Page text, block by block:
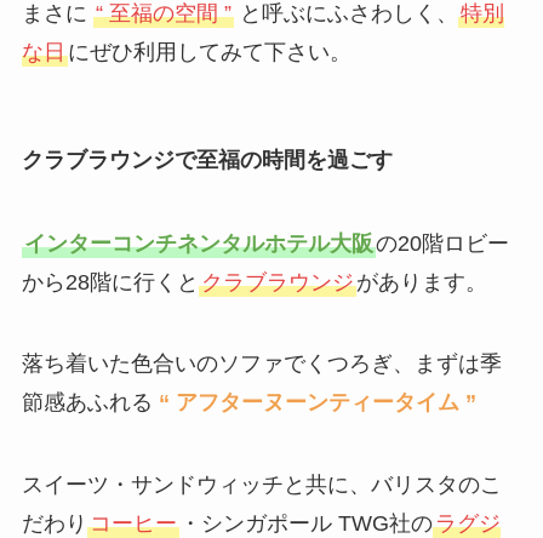
まさに “ 至福の空間 ”と呼ぶにふさわしく、 特別
な日にぜひ利用してみて下さい。
クラブラウンジで至福の時間を過ごす
インターコンチネンタルホテル大阪の20階ロビー
から28階に行くと クラブラウンジがあります。
落ち着いた色合いのソファでくつろぎ、まずは季
節感あふれる “ アフターヌーンティータイム ”
スイーツ・サンドウィッチと共に、バリスタのこ
だわり コーヒー・シンガポール TWG社のラグジ